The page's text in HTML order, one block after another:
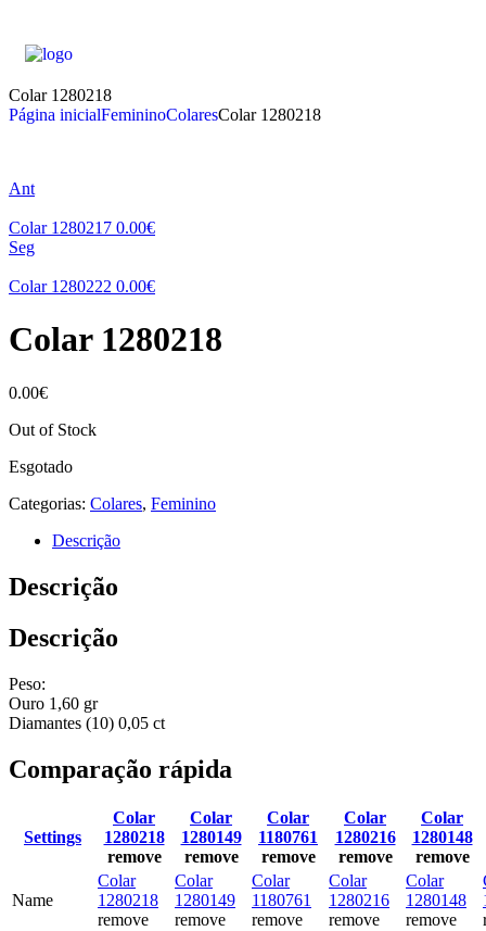
Colar 1280218
Página inicialFemininoColaresColar 1280218
Ant
Colar 1280217 0.00€
Seg
Colar 1280222 0.00€
Colar 1280218
0.00€
Out of Stock
Esgotado
Categorias: Colares, Feminino
Descrição
Descrição
Descrição
Peso:
Ouro 1,60 gr
Diamantes (10) 0,05 ct
Comparação rápida
Settings
Colar
1280218
remove
Colar
1280149
remove
Colar
1180761
remove
Colar
1280216
remove
Colar
1280148
remove
Name
Colar
1280218
remove
Colar
1280149
remove
Colar
1180761
remove
Colar
1280216
remove
Colar
1280148
remove